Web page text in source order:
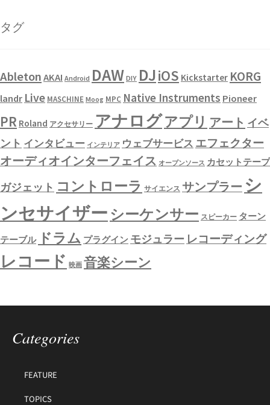
タグ
AbletonAKAI Android DAW DIY DJiOS Kickstarter KORG
landr Live MASCHINE Moog MPC Native Instruments Pioneer
PR Roland アクセサリー アナログアプリ アート イベ
ント インタビュー インテリア ウェブサービス エフェクター
オーディオインターフェイス オープンソース カセットテープ
ガジェット コントローラ サイエンス サンプラー シ
ンセサイザー シーケンサー スピーカー ターン
テーブル ドラム プラグイン モジュラー レコーディング
レコード 映画 音楽シーン
Categories
FEATURE
TOPICS